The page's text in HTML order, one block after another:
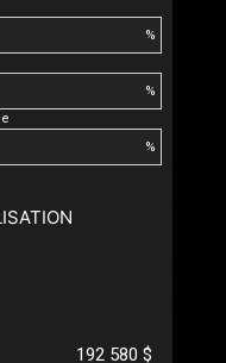
%
%
%
192 580 $